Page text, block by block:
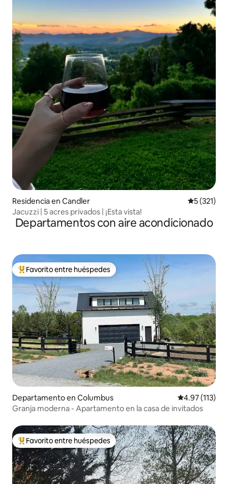
Residencia en Candler
5 (321)
Jacuzzi | 5 acres privados | ¡Esta vista!
Departamentos con aire acondicionado
De los mejores en Favorito entre huéspedes
Favorito entre huéspedes
Departamento en Columbus Calificación
4.97 (113)
Granja moderna - Apartamento en la casa de invitados
De los mejores en Favorito entre huéspedes
Favorito entre huéspedes